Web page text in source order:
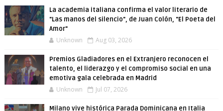
La academia italiana confirma el valor literario de
"Las manos del silencio", de Juan Colón, "El Poeta del
Amor"
Unknown Aug 03, 2026
Premios Gladiadores en el Extranjero reconocen el
talento, el liderazgo y el compromiso social en una
emotiva gala celebrada en Madrid
Unknown Jul 07, 2026
Milano vive histórica Parada Dominicana en Italia